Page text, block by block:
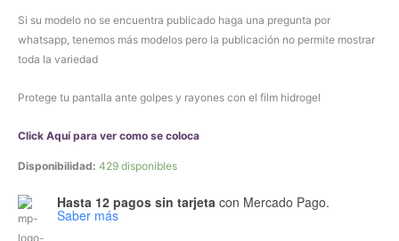
Si su modelo no se encuentra publicado haga una pregunta por
whatsapp, tenemos más modelos pero la publicación no permite mostrar
toda la variedad
Protege tu pantalla ante golpes y rayones con el film hidrogel
Click Aquí para ver como se coloca
Disponibilidad: 429 disponibles
Hasta 12 pagos sin tarjeta con Mercado Pago.
Saber más